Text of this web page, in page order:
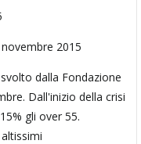
2015
dalla Fondazione
Dall'inizio della crisi
gli over 55.